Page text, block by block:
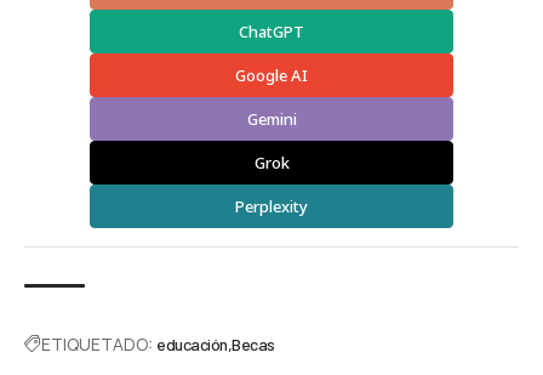
ChatGPT
Google AI
Gemini
Grok
Perplexity
ETIQUETADO: educación Becas